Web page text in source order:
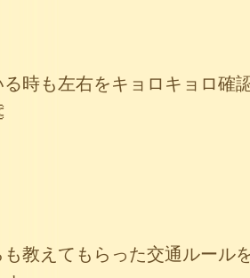
時も左右をキョロキョロ確
も教えてもらった交通ルール